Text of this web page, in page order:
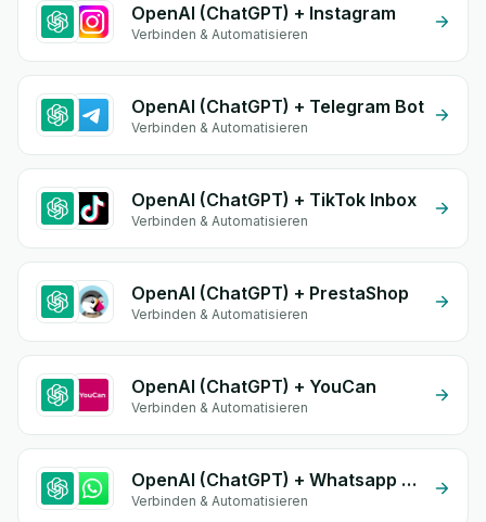
OpenAI (ChatGPT) + Instagram
Verbinden & Automatisieren
OpenAI (ChatGPT) + Telegram Bot
Verbinden & Automatisieren
OpenAI (ChatGPT) + TikTok Inbox
Verbinden & Automatisieren
OpenAI (ChatGPT) + PrestaShop
Verbinden & Automatisieren
OpenAI (ChatGPT) + YouCan
Verbinden & Automatisieren
OpenAI (ChatGPT) + Whatsapp API
Verbinden & Automatisieren